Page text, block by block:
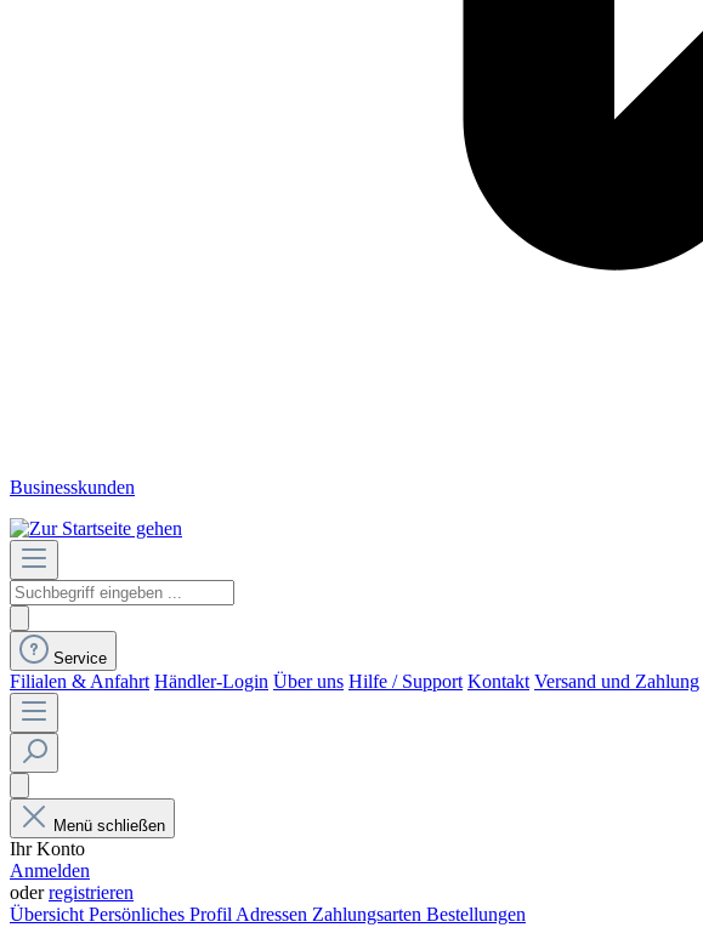
Businesskunden
Service
Filialen & Anfahrt Händler-Login Über uns Hilfe / Support Kontakt Versand und Zahlung
Menü schließen
Ihr Konto
Anmelden
oderregistrieren
ÜbersichtPersönliches ProfilAdressen Zahlungsarten Bestellungen